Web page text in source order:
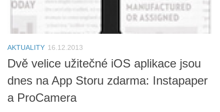
AKTUALITY 16.12.2013
Dvě velice užitečné iOS aplikace jsou
dnes na App Storu zdarma: Instapaper
a ProCamera